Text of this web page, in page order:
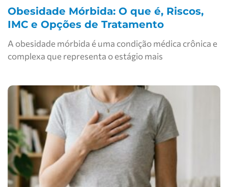
Obesidade Mórbida: O que é, Riscos,
IMC e Opções de Tratamento
A obesidade mórbida é uma condição médica crônica e
complexa que representa o estágio mais